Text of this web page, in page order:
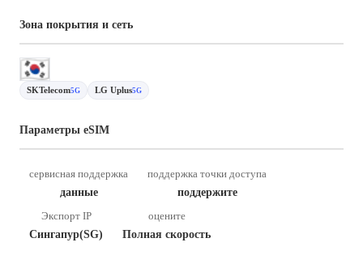
Зона покрытия и сеть
SKTelecom5G LG Uplus5G
Параметры eSIM
сервисная поддержка
данные
поддержка точки доступа
поддержите
Экспорт IP
Сингапур(SG)
оцените
Полная скорость